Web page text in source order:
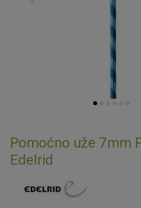
to
the
beginning
images
Pomoćno uže 7mm
Edelrid